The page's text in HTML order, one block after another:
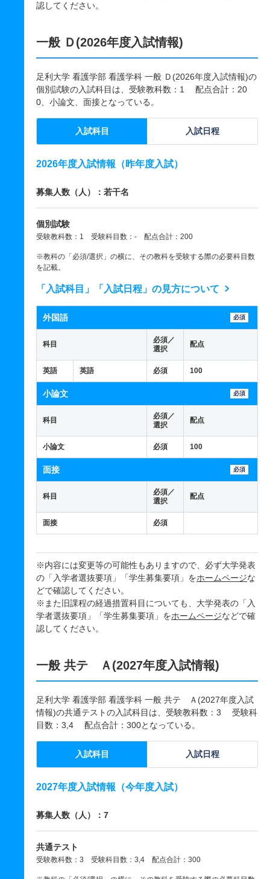
認してください。
一般 Ｄ(2026年度入試情報)
足利大学 看護学部 看護学科 一般 Ｄ(2026年度入試情報)の
個別試験の入試科目は、受験教科数：1 配点合計：20
0、小論文、面接となっている。
入試科目 入試日程
2026年度入試情報（昨年度入試）
募集人数（人）：若干名
個別試験
受験教科数：1 受験科目数：- 配点合計：200
※教科の「必須/選択」の横に、その教科を受験する際の必要科目数
を記載。
「入試科目」「入試日程」の見方について
外国語 必須
科目
必須／
選択
配点
英語 英語 必須 100
小論文 必須
科目
必須／
選択
配点
小論文 必須 100
面接 必須
科目
必須／
選択
配点
面接 必須
※内容には変更等の可能性もありますので、必ず大学発表
の「入学者選抜要項」「学生募集要項」をホームページな
どで確認してください。
※また旧課程の経過措置科目についても、大学発表の「入
学者選抜要項」「学生募集要項」をホームページなどで確
認してください。
一般 共テ Ａ(2027年度入試情報)
足利大学 看護学部 看護学科 一般 共テ Ａ(2027年度入試
情報)の共通テストの入試科目は、受験教科数：3 受験科
目数：3,4 配点合計：300となっている。
入試科目 入試日程
2027年度入試情報（今年度入試）
募集人数（人）：7
共通テスト
受験教科数：3 受験科目数：3,4 配点合計：300